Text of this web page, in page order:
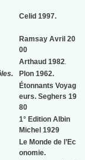
Celid 1997.
Ramsay Avril 20
00
Arthaud 1982.
Plon 1962.
Étonnants Voyag
eurs. Seghers 19
80
1° Edition Albin
Michel 1929
Le Monde de l’Ec
onomie.